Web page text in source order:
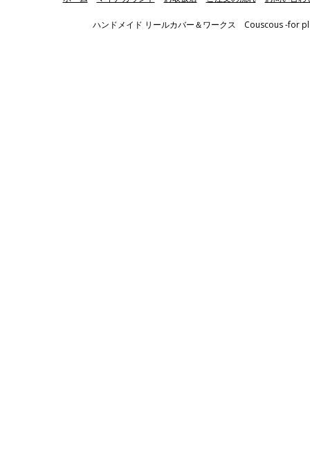
ハンドメイド リールカバー＆ワークス Couscous -for